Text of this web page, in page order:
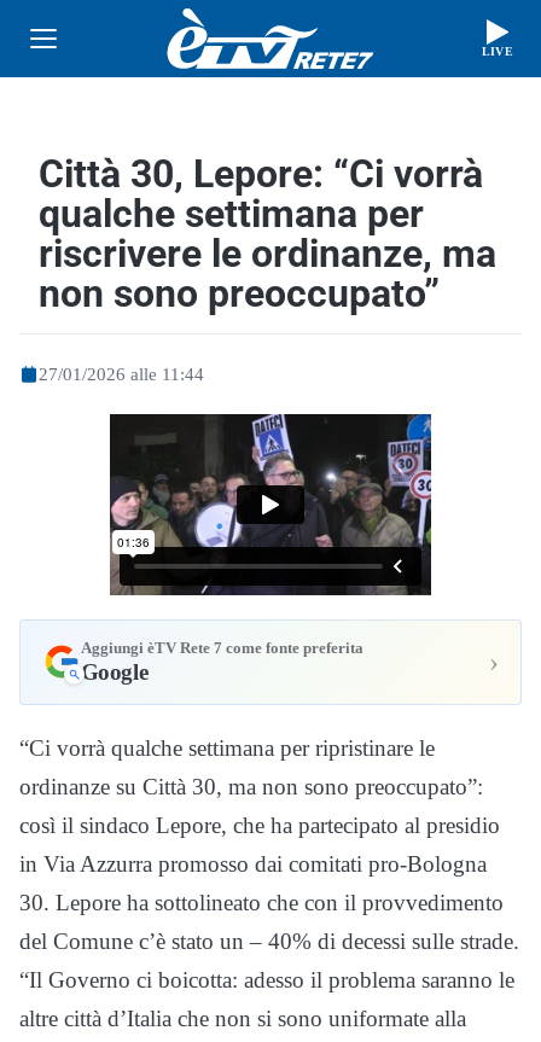
LIVE
Città 30, Lepore: “Ci vorrà
qualche settimana per
riscrivere le ordinanze, ma
non sono preoccupato”
27/01/2026 alle 11:44
Aggiungi èTV Rete 7 come fonte preferita
Google ›
“Ci vorrà qualche settimana per ripristinare le
ordinanze su Città 30, ma non sono preoccupato”:
così il sindaco Lepore, che ha partecipato al presidio
in Via Azzurra promosso dai comitati pro-Bologna
30. Lepore ha sottolineato che con il provvedimento
del Comune c’è stato un – 40% di decessi sulle strade.
“Il Governo ci boicotta: adesso il problema saranno le
altre città d’Italia che non si sono uniformate alla